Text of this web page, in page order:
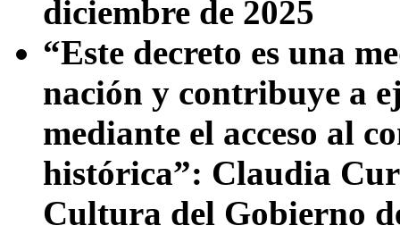
diciembre de 2025
“Este decreto es una
nación y contribuye a
mediante el acceso al
histórica”: Claudia
Cultura del Gobierno